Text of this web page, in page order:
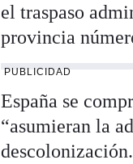
el traspaso
provincia
PUBLICIDAD
España se
“asumieran la